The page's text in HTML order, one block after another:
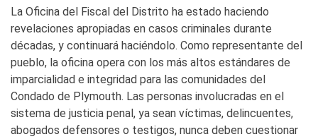
La Oficina del Fiscal del Distrito ha estado haciendo
revelaciones apropiadas en casos criminales durante
décadas, y continuará haciéndolo. Como representante del
pueblo, la oficina opera con los más altos estándares de
imparcialidad e integridad para las comunidades del
Condado de Plymouth. Las personas involucradas en el
sistema de justicia penal, ya sean víctimas, delincuentes,
abogados defensores o testigos, nunca deben cuestionar